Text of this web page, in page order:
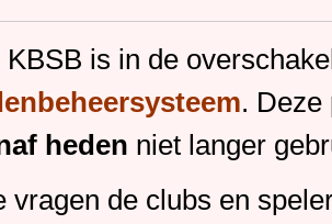
KBSB is in de
. Deze
heden niet langer
vragen de clubs en